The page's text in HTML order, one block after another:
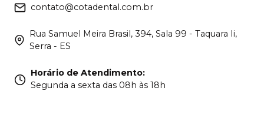
contato@cotadental.com.br
Rua Samuel Meira Brasil, 394, Sala 99 - Taquara Ii,
Serra - ES
Horário de Atendimento:
Segunda a sexta das 08h às 18h